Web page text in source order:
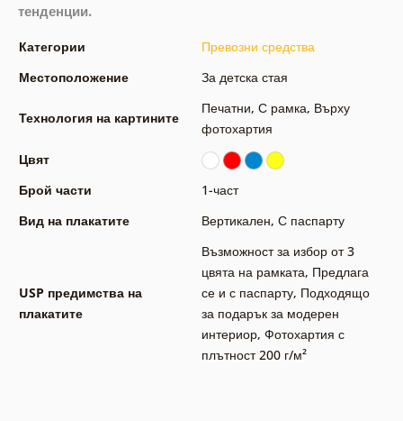
тенденции.
Категории
Превозни средства
Местоположение
За детска стая
Технология на картините
Печатни, С рамка, Върху
фотохартия
Цвят
Брой части
1-част
Вид на плакатите
Вертикален, С паспарту
USP предимства на
плакатите
Възможност за избор от 3
цвята на рамката, Предлага
се и с паспарту, Подходящо
за подарък за модерен
интериор, Фотохартия с
плътност 200 г/м²